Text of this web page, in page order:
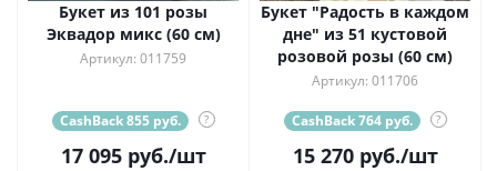
Букет из 101 розы
Эквадор микс (60 см)
Артикул: 011759
CashBack 855 руб. ?
17 095руб./шт
Букет "Радость в каждом
дне" из 51 кустовой
розовой розы (60 см)
Артикул: 011706
CashBack 764 руб. ?
15 270руб./шт